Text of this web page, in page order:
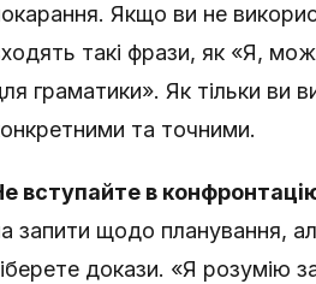
Якщо ви не
такі фрази, як «Я,
граматики». Як тільки ви
та точними.
вступайте в
запити щодо планування,
докази. «Я розумію